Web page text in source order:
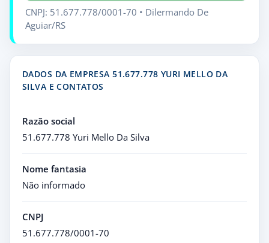
CNPJ: 51.677.778/0001-70 • Dilermando De
Aguiar/RS
DADOS DA EMPRESA 51.677.778 YURI MELLO DA
SILVA E CONTATOS
Razão social
51.677.778 Yuri Mello Da Silva
Nome fantasia
Não informado
CNPJ
51.677.778/0001-70